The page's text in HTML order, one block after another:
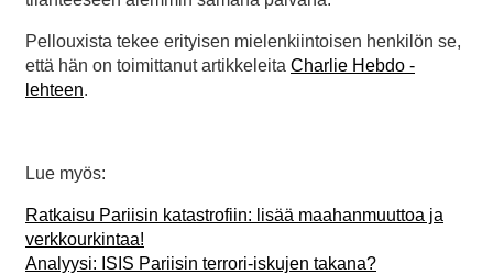
Pellouxista tekee erityisen mielenkiintoisen henkilön se,
että hän on toimittanut artikkeleita Charlie Hebdo -
lehteen.
Lue myös:
Ratkaisu Pariisin katastrofiin: lisää maahanmuuttoa ja
verkkourkintaa!
Analyysi: ISIS Pariisin terrori-iskujen takana?